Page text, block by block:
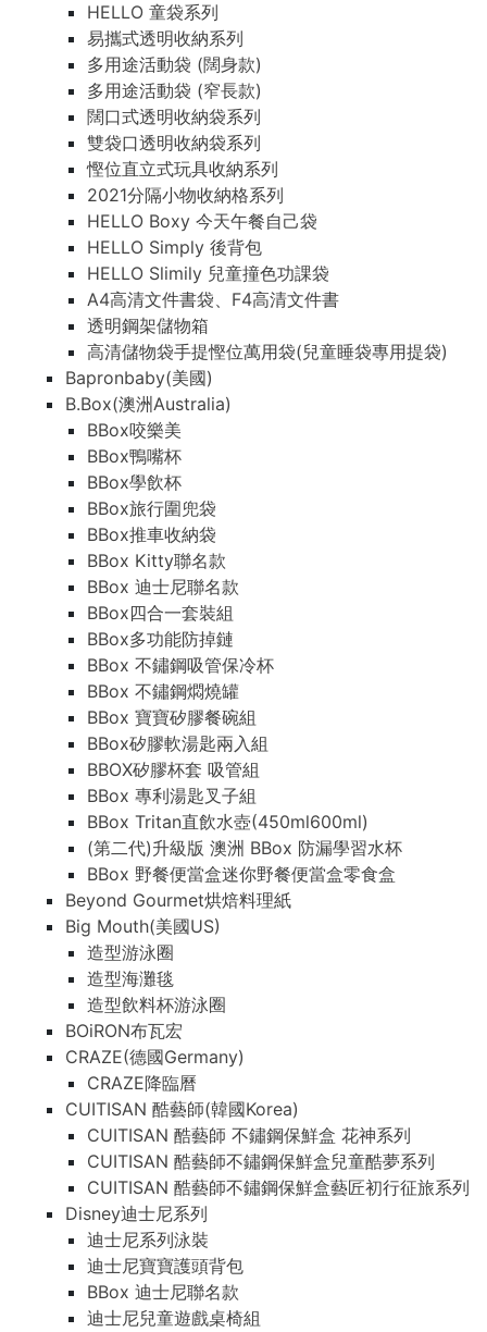
HELLO 童袋系列
易攜式透明收納系列
多用途活動袋 (闊身款)
多用途活動袋 (窄長款)
闊口式透明收納袋系列
雙袋口透明收納袋系列
慳位直立式玩具收納系列
2021分隔小物收納格系列
HELLO Boxy 今天午餐自己袋
HELLO Simply 後背包
HELLO Slimily 兒童撞色功課袋
A4高清文件書袋、F4高清文件書
透明鋼架儲物箱
高清儲物袋手提慳位萬用袋(兒童睡袋專用提袋)
Bapronbaby(美國)
B.Box(澳洲Australia)
BBox咬樂美
BBox鴨嘴杯
BBox學飲杯
BBox旅行圍兜袋
BBox推車收納袋
BBox Kitty聯名款
BBox 迪士尼聯名款
BBox四合一套裝組
BBox多功能防掉鏈
BBox 不鏽鋼吸管保冷杯
BBox 不鏽鋼燜燒罐
BBox 寶寶矽膠餐碗組
BBox矽膠軟湯匙兩入組
BBOX矽膠杯套 吸管組
BBox 專利湯匙叉子組
BBox Tritan直飲水壺(450ml600ml)
(第二代)升級版 澳洲 BBox 防漏學習水杯
BBox 野餐便當盒迷你野餐便當盒零食盒
Beyond Gourmet烘焙料理紙
Big Mouth(美國US)
造型游泳圈
造型海灘毯
造型飲料杯游泳圈
BOiRON布瓦宏
CRAZE(德國Germany)
CRAZE降臨曆
CUITISAN 酷藝師(韓國Korea)
CUITISAN 酷藝師 不鏽鋼保鮮盒 花神系列
CUITISAN 酷藝師不鏽鋼保鮮盒兒童酷夢系列
CUITISAN 酷藝師不鏽鋼保鮮盒藝匠初行征旅系列
Disney迪士尼系列
迪士尼系列泳裝
迪士尼寶寶護頭背包
BBox 迪士尼聯名款
迪士尼兒童遊戲桌椅組